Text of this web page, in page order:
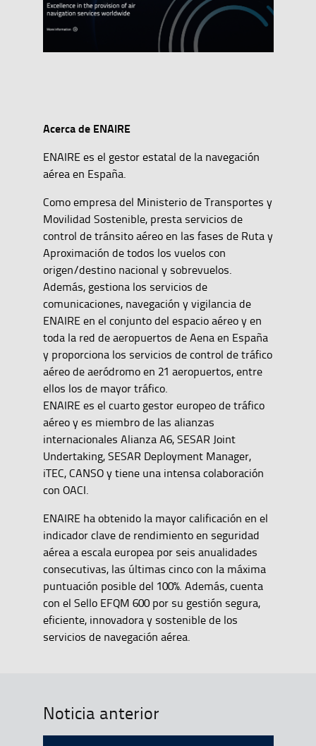
Acerca de ENAIRE
ENAIRE es el gestor estatal de la navegación
aérea en España.
Como empresa del Ministerio de Transportes y
Movilidad Sostenible, presta servicios de
control de tránsito aéreo en las fases de Ruta y
Aproximación de todos los vuelos con
origen/destino nacional y sobrevuelos.
Además, gestiona los servicios de
comunicaciones, navegación y vigilancia de
ENAIRE en el conjunto del espacio aéreo y en
toda la red de aeropuertos de Aena en España
y proporciona los servicios de control de tráfico
aéreo de aeródromo en 21 aeropuertos, entre
ellos los de mayor tráfico.
ENAIRE es el cuarto gestor europeo de tráfico
aéreo y es miembro de las alianzas
internacionales Alianza A6, SESAR Joint
Undertaking, SESAR Deployment Manager,
iTEC, CANSO y tiene una intensa colaboración
con OACI.
ENAIRE ha obtenido la mayor calificación en el
indicador clave de rendimiento en seguridad
aérea a escala europea por seis anualidades
consecutivas, las últimas cinco con la máxima
puntuación posible del 100%. Además, cuenta
con el Sello EFQM 600 por su gestión segura,
eficiente, innovadora y sostenible de los
servicios de navegación aérea.
Noticia anterior